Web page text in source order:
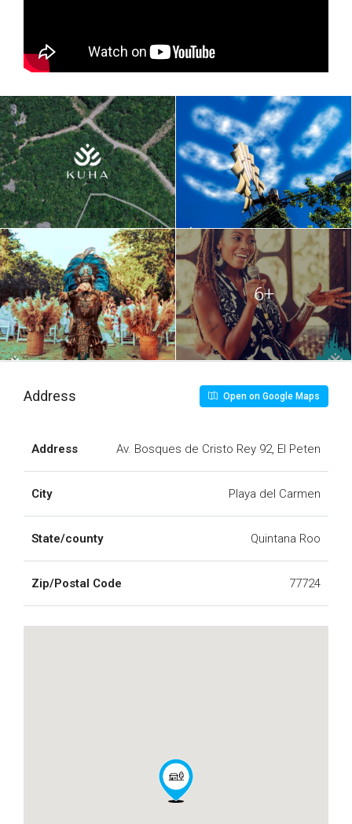
6+
Address Open on Google Maps
Address Av. Bosques de Cristo Rey 92, El Peten
City Playa del Carmen
State/county Quintana Roo
Zip/Postal Code 77724